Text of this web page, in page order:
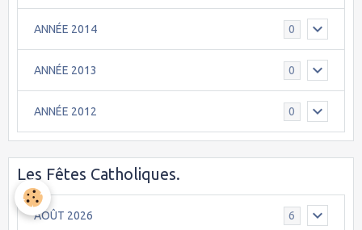
ANNÉE 2014 0
ANNÉE 2013 0
ANNÉE 2012 0
Les Fêtes Catholiques.
AOÛT 2026 6